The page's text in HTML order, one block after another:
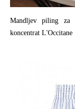
Mandljev piling za
koncentrat L'Occitane